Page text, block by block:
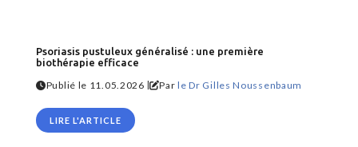
Psoriasis pustuleux généralisé : une première
biothérapie efficace
Publié le 11.05.2026 | Parle Dr Gilles Noussenbaum
LIRE L'ARTICLE